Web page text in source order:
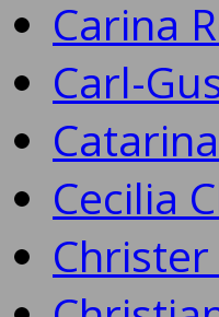
Carina
Carl-
Cecilia